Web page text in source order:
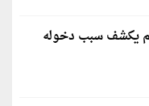
يكشف سبب دخوله